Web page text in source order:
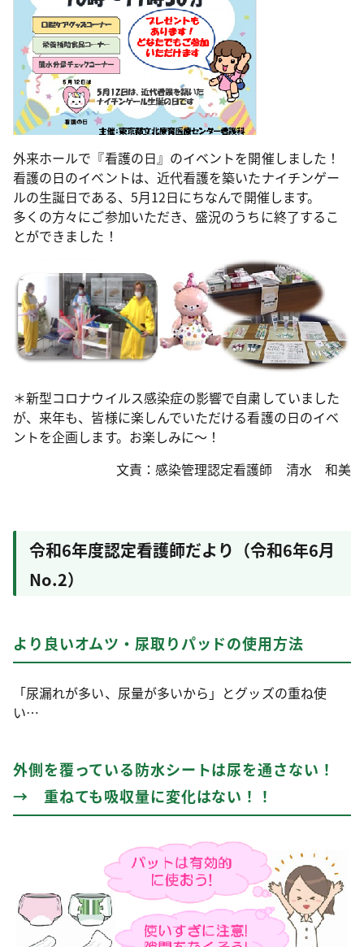
外来ホールで『看護の日』のイベントを開催しました！
看護の日のイベントは、近代看護を築いたナイチンゲー
ルの生誕日である、5月12日にちなんで開催します。
多くの方々にご参加いただき、盛況のうちに終了するこ
とができました！
＊新型コロナウイルス感染症の影響で自粛していました
が、来年も、皆様に楽しんでいただける看護の日のイベ
ントを企画します。お楽しみに～！
文責：感染管理認定看護師 清水 和美
令和6年度認定看護師だより（令和6年6月
No.2）
より良いオムツ・尿取りパッドの使用方法
「尿漏れが多い、尿量が多いから」とグッズの重ね使
い…
外側を覆っている防水シートは尿を通さない！
→ 重ねても吸収量に変化はない！！